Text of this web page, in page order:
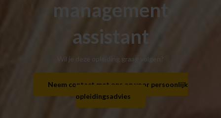
management
assistant
Wil je deze opleiding graag volgen?
Neem contact met ons op voor persoonlijk
opleidingsadvies